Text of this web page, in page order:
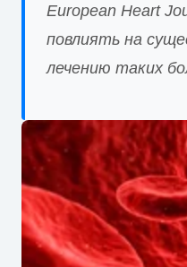
European Heart
повлиять на
лечению таких